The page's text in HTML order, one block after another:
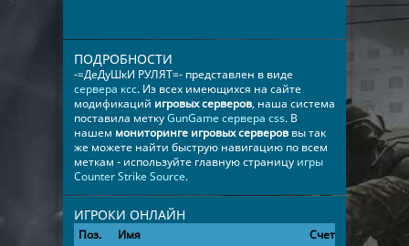
ПОДРОБНОСТИ
-=ДеДуШкИ РУЛЯТ=- представлен в виде
сервера ксс. Из всех имеющихся на сайте
модификаций игровых серверов, наша система
поставила меткуGunGame сервера css. В
нашем мониторинге игровых серверов вы так
же можете найти быструю навигацию по всем
меткам - используйте главную страницу игры
Counter Strike Source.
ИГРОКИ ОНЛАЙН
Поз. Имя Счет Время